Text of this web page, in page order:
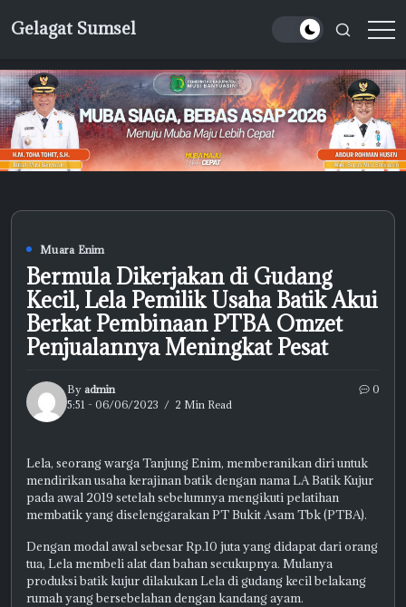
Gelagat Sumsel
Muara Enim
Bermula Dikerjakan di Gudang
Kecil, Lela Pemilik Usaha Batik Akui
Berkat Pembinaan PTBA Omzet
Penjualannya Meningkat Pesat
By admin
5:51 - 06/06/2023
2 Min Read
0
Lela, seorang warga Tanjung Enim, memberanikan diri untuk
mendirikan usaha kerajinan batik dengan nama LA Batik Kujur
pada awal 2019 setelah sebelumnya mengikuti pelatihan
membatik yang diselenggarakan PT Bukit Asam Tbk (PTBA).
Dengan modal awal sebesar Rp.10 juta yang didapat dari orang
tua, Lela membeli alat dan bahan secukupnya. Mulanya
produksi batik kujur dilakukan Lela di gudang kecil belakang
rumah yang bersebelahan dengan kandang ayam.